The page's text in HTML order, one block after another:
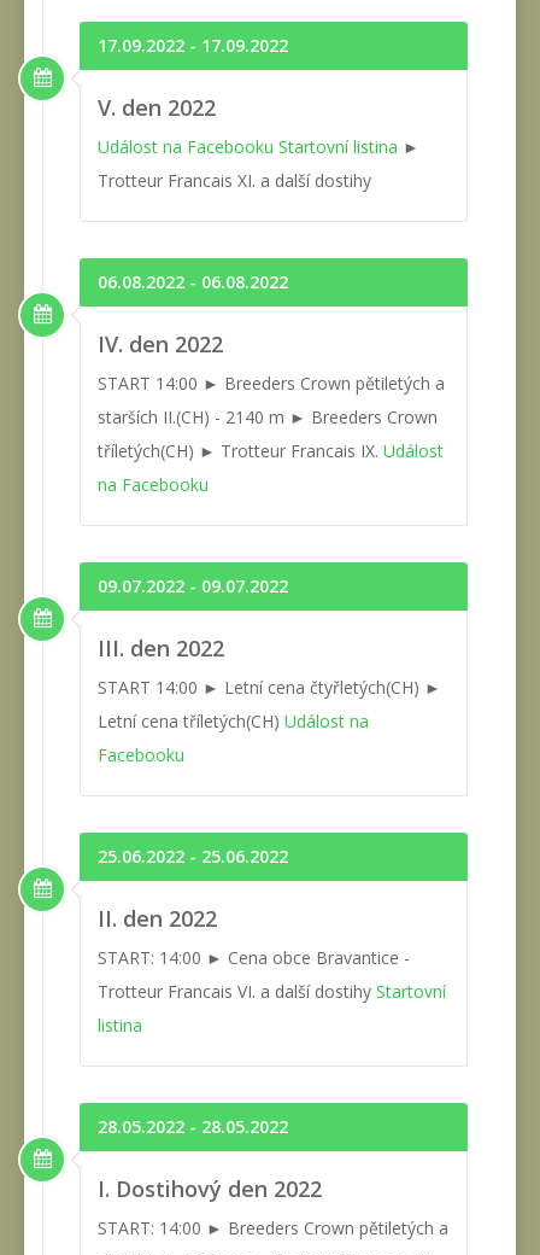
17.09.2022 - 17.09.2022
V. den 2022
Událost na Facebooku Startovní listina ►
Trotteur Francais XI. a další dostihy
06.08.2022 - 06.08.2022
IV. den 2022
START 14:00 ► Breeders Crown pětiletých a
starších II.(CH) - 2140 m ► Breeders Crown
tříletých(CH) ► Trotteur Francais IX. Událost
na Facebooku
09.07.2022 - 09.07.2022
III. den 2022
START 14:00 ► Letní cena čtyřletých(CH) ►
Letní cena tříletých(CH) Událost na
Facebooku
25.06.2022 - 25.06.2022
II. den 2022
START: 14:00 ► Cena obce Bravantice -
Trotteur Francais VI. a další dostihy Startovní
listina
28.05.2022 - 28.05.2022
I. Dostihový den 2022
START: 14:00 ► Breeders Crown pětiletých a